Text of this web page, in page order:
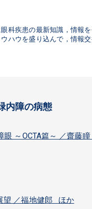
科疾患の最新知識，情報を
ハウを盛り込んで，情報
内障の病態
～OCTA篇～ ／齋藤
望 ／福地健郎 ほか